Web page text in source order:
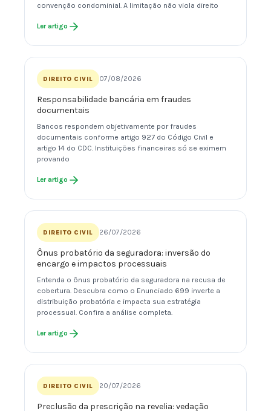
convenção condominial. A limitação não viola direito
Ler artigo
DIREITO CIVIL 07/08/2026
Responsabilidade bancária em fraudes
documentais
Bancos respondem objetivamente por fraudes
documentais conforme artigo 927 do Código Civil e
artigo 14 do CDC. Instituições financeiras só se eximem
provando
Ler artigo
DIREITO CIVIL 26/07/2026
Ônus probatório da seguradora: inversão do
encargo e impactos processuais
Entenda o ônus probatório da seguradora na recusa de
cobertura. Descubra como o Enunciado 699 inverte a
distribuição probatória e impacta sua estratégia
processual. Confira a análise completa.
Ler artigo
DIREITO CIVIL 20/07/2026
Preclusão da prescrição na revelia: vedação